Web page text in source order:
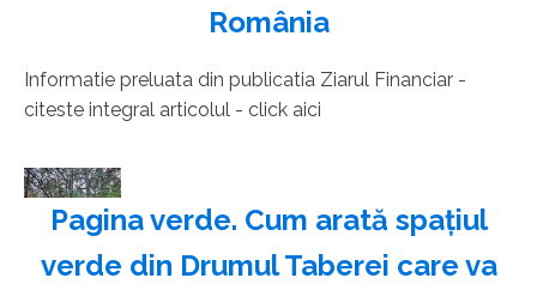
România
Informatie preluata din publicatia Ziarul Financiar -
citeste integral articolul - click aici
2 mai 2023
Pagina verde. Cum arată spaţiul
verde din Drumul Taberei care va